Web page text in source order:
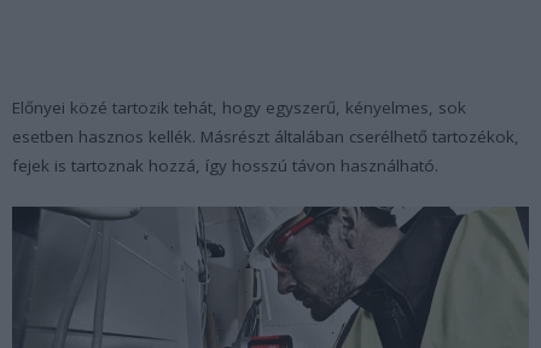
Előnyei közé tartozik tehát, hogy egyszerű, kényelmes, sok
esetben hasznos kellék. Másrészt általában cserélhető tartozékok,
fejek is tartoznak hozzá, így hosszú távon használható.